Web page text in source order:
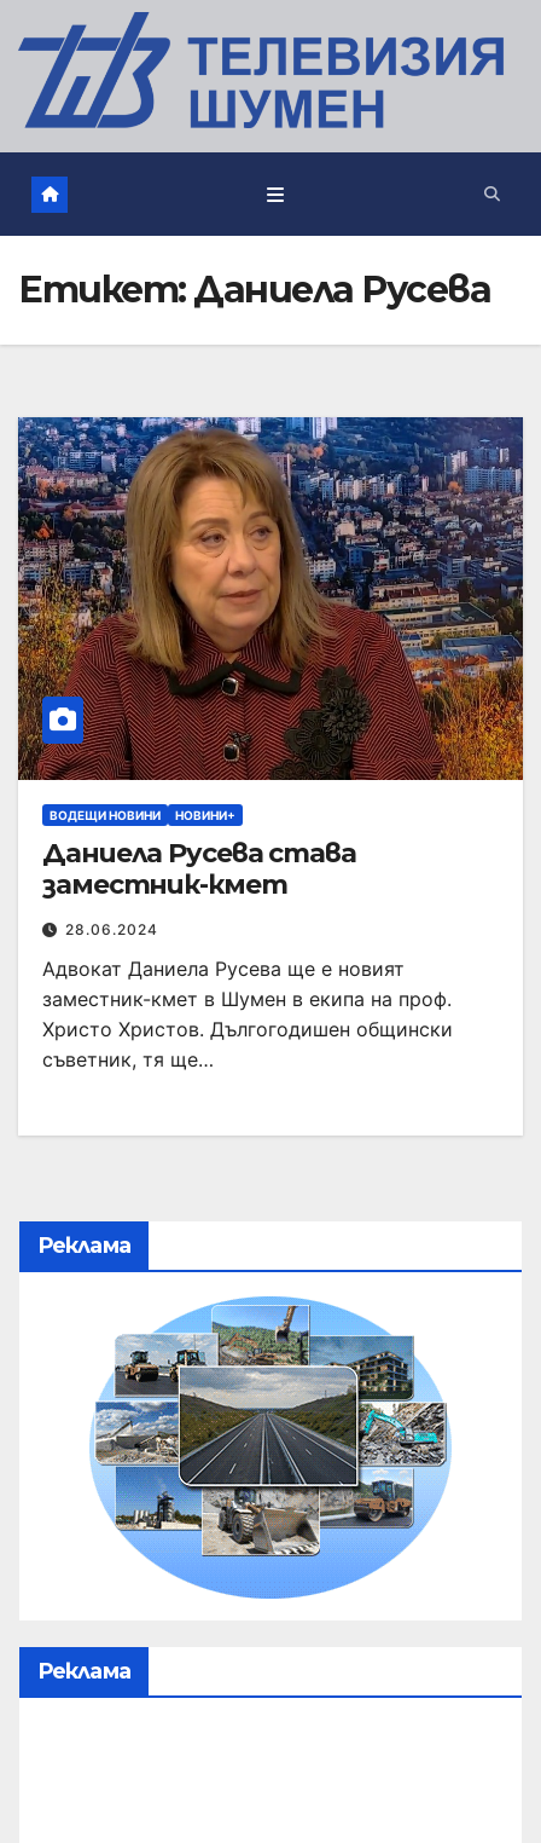
Етикет:Даниела Русева
ВОДЕЩИ НОВИНИ НОВИНИ+
Даниела Русева става
заместник-кмет
28.06.2024
Адвокат Даниела Русева ще е новият
заместник-кмет в Шумен в екипа на проф.
Христо Христов. Дългогодишен общински
съветник, тя ще…
Реклама
Реклама